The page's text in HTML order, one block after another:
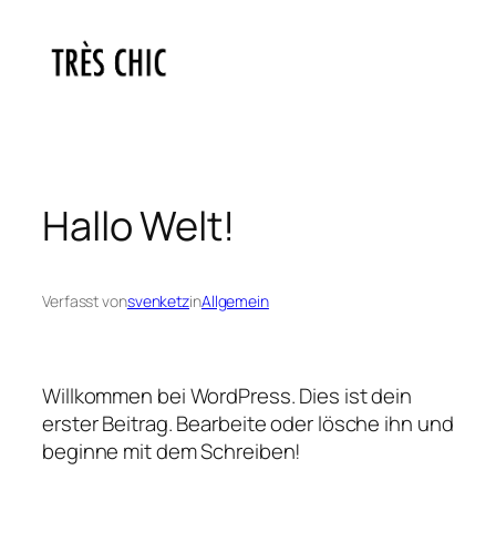
Inhalt
springen
Hallo Welt!
Verfasst vonsvenketzinAllgemein
Willkommen bei WordPress. Dies ist dein
erster Beitrag. Bearbeite oder lösche ihn und
beginne mit dem Schreiben!